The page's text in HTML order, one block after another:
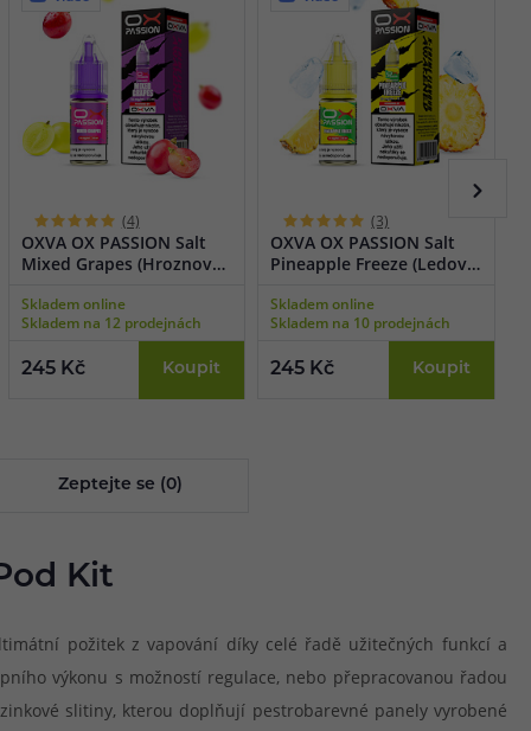
(4)
OXVA OX PASSION Salt
Mixed Grapes (Hroznový
Skladem online
Skladem na 12 prodejnách
245 Kč Koupit
(3)
OXVA OX PASSION Salt
Pineapple Freeze (Ledový
Skladem online
Skladem na 10 prodejnách
245 Kč Koupit
Kit
požitek z vapování díky celé řadě užitečných funkcí a
výkonu s možností regulace, nebo přepracovanou řadou
slitiny, kterou doplňují pestrobarevné panely vyrobené
Zeptejte se (0)